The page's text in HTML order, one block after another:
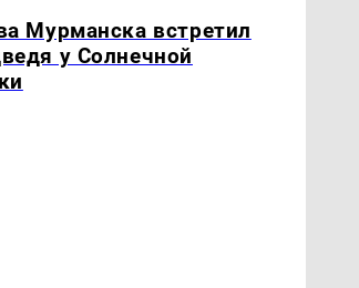
Мурманска встретил
у Солнечной